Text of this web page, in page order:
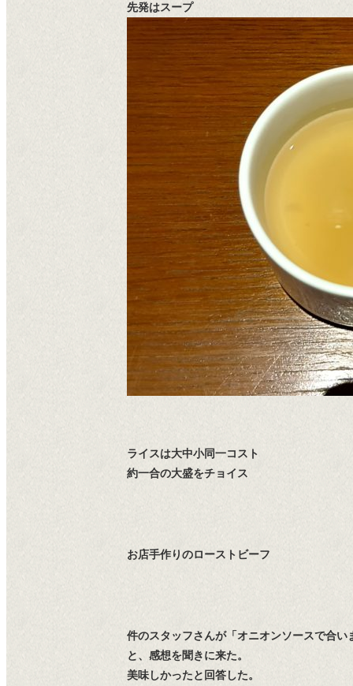
先発はスープ
ライスは大中小同一コスト
約一合の大盛をチョイス
お店手作りのローストビーフ
件のスタッフさんが「オニオンソースで合い
と、感想を聞きに来た。
美味しかったと回答した。